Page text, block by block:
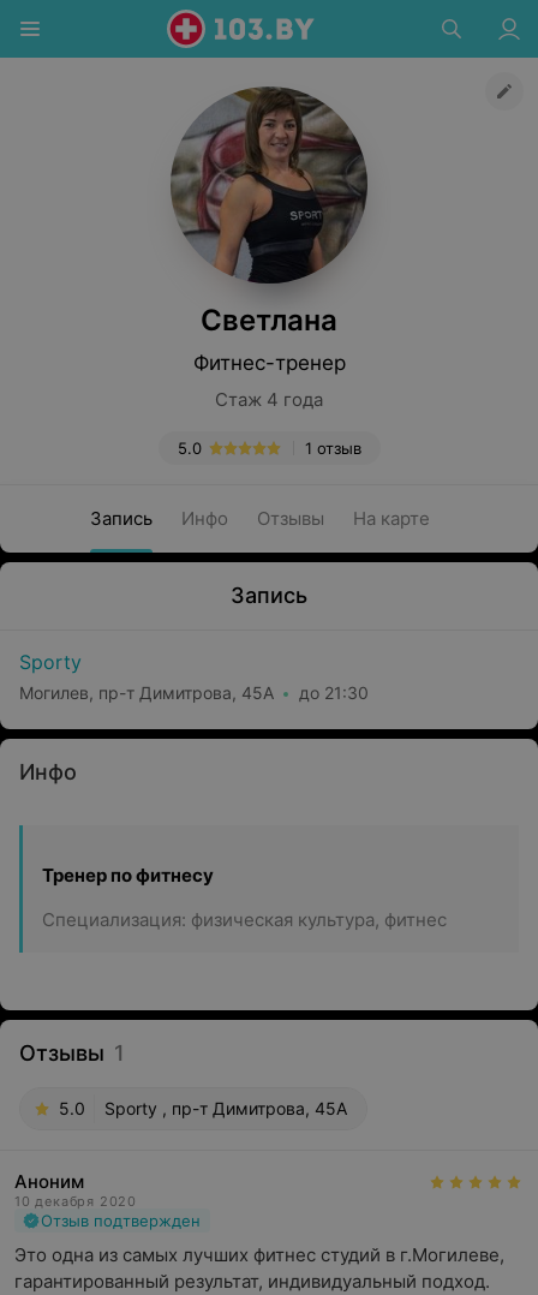
Светлана
Фитнес-тренер
Стаж 4 года
1 отзыв
5.0
Запись Инфо Отзывы На карте
Запись
Sporty
Могилев, пр-т Димитрова, 45А до 21:30
Инфо
Тренер по фитнесу
Специализация: физическая культура, фитнес
Отзывы 1
5.0 Sporty , пр-т Димитрова, 45А
Аноним
10 декабря 2020
Отзыв подтвержден
Это одна из самых лучших фитнес студий в г.Могилеве,
гарантированный результат, индивидуальный подход.